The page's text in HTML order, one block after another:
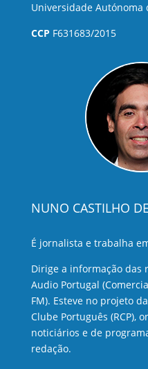
Universidade Autónoma
CCP F631683/2015
NUNO CASTILHO
É jornalista e trabalha
Dirige a informação das
Audio Portugal
FM). Esteve no projeto
Clube Português (RCP),
noticiários e de
redação.